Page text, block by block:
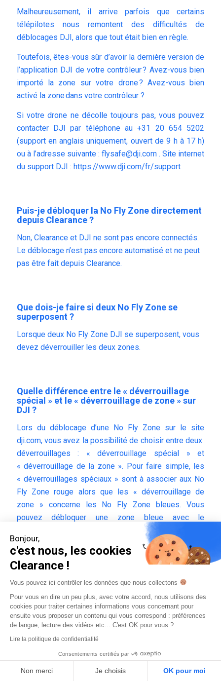
Bonjour,
c'est nous, les cookies
Clearance !
Vous pouvez ici contrôler les données que nous collectons
Pour vous en dire un peu plus, avec votre accord, nous utilisons des
cookies pour traiter certaines informations vous concernant pour
ensuite vous proposer un contenu qui vous correspond : préférences
de langue, lecture des vidéos etc... C'est OK pour vous ?
Lire la politique de confidentialité
Consentements certifiés par
Non merci Je choisis OK pour moi
Malheureusement, il arrive parfois que certains
télépilotes nous remontent des difficultés de
déblocages DJI, alors que tout était bien en règle.
Toutefois, êtes-vous sûr d’avoir la dernière version de
l’application DJI de votre contrôleur ? Avez-vous bien
importé la zone sur votre drone ? Avez-vous bien
activé la zone dans votre contrôleur ?
Si votre drone ne décolle toujours pas, vous pouvez
contacter DJI par téléphone au +31 20 654 5202
(support en anglais uniquement, ouvert de 9 h à 17 h)
ou à l’adresse suivante :flysafe@dji.com . Site internet
du support DJI : https://www.dji.com/fr/support
Puis-je débloquer la No Fly Zone directement
depuis Clearance ?
Non, Clearance et DJI ne sont pas encore connectés.
Le déblocage n’est pas encore automatisé et ne peut
pas être fait depuis Clearance.
Que dois-je faire si deux No Fly Zone se
superposent ?
Lorsque deux No Fly Zone DJI se superposent, vous
devez déverrouiller les deux zones.
Quelle différence entre le « déverrouillage
spécial » et le « déverrouillage de zone » sur
DJI ?
Lors du déblocage d’une No Fly Zone sur le site
dji.com, vous avez la possibilité de choisir entre deux
déverrouillages : « déverrouillage spécial » et
« déverrouillage de la zone ». Pour faire simple, les
« déverrouillages spéciaux » sont à associer aux No
Fly Zone rouge alors que les « déverrouillage de
zone » concerne les No Fly Zone bleues. Vous
pouvez débloquer une zone bleue avec le
« déverrouillage spécial » si vous avez besoin d’un
déverrouillage sur plus de 3 jours et que vous ne
souhaitez pas répéter le déverrouillage pour couvrir
votre plage de dates. Par contre, vous ne pouvez pas
débloquer une zone rouge avec le « déverrouillage de
zone ».
Le « déverrouillage spécial » :
Pour les No Fly Zone rouges ou bleues
Document justificatif obligatoire
Zone de vol précise à dessiner sur la carte